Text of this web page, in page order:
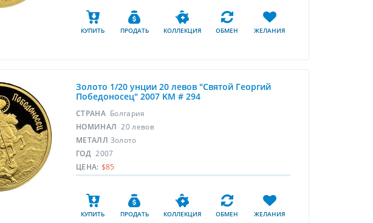
КУПИТЬ ПРОДАТЬ КОЛЛЕКЦИЯ ОБМЕН ЖЕЛАНИЯ
Золото 1/20 унции 20 левов "Святой Георгий
Победоносец" 2007 KM # 294
СТРАНА Болгария
НОМИНАЛ 20 левов
МЕТАЛЛ Золото
ГОД 2007
ЦЕНА: $85
КУПИТЬ ПРОДАТЬ КОЛЛЕКЦИЯ ОБМЕН ЖЕЛАНИЯ